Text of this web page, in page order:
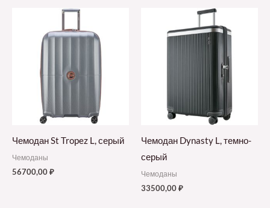
Чемодан St Tropez L, серый
Чемоданы
56700,00₽
Чемодан Dynasty L, темно-
серый
Чемоданы
33500,00₽